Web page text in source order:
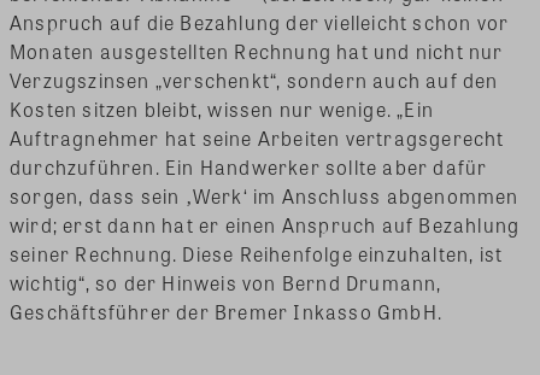
Anspruch auf die Bezahlung der vielleicht schon vor
Monaten ausgestellten Rechnung hat und nicht nur
Verzugszinsen „verschenkt“, sondern auch auf den
Kosten sitzen bleibt, wissen nur wenige. „Ein
Auftragnehmer hat seine Arbeiten vertragsgerecht
durchzuführen. Ein Handwerker sollte aber dafür
sorgen, dass sein ‚Werk‘ im Anschluss abgenommen
wird; erst dann hat er einen Anspruch auf Bezahlung
seiner Rechnung. Diese Reihenfolge einzuhalten, ist
wichtig“, so der Hinweis von Bernd Drumann,
Geschäftsführer der Bremer Inkasso GmbH.